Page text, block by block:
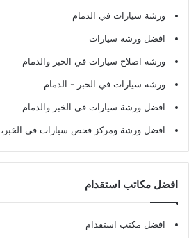
ورشة سيارات في الدمام
افضل ورشة سيارات
ورشة اصلاح سيارات في الخبر والدمام
ورشة سيارات في الخبر - الدمام
افضل ورشة سيارات في الخبر والدمام
افضل ورشة ومركز فحص سيارات في الخبر،
افضل مكاتب استقدام
افضل مكتب استقدام